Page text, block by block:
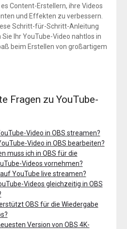
Content-Erstellern, ihre Videos
und Effekten zu verbessern.
Schritt-für-Schritt-Anleitung
Ihr YouTube-Video nahtlos in
beim Erstellen von großartigem
Fragen zu YouTube-
Video in OBS streamen?
Video in OBS bearbeiten?
muss ich in OBS für die
Videos vornehmen?
YouTube live streamen?
Videos gleichzeitig in OBS
OBS für die Wiedergabe
Version von OBS 4K-